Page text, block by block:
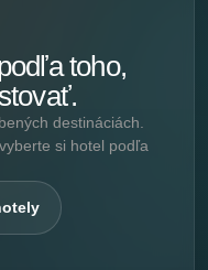
toho,
destináciách.
si hotel podľa